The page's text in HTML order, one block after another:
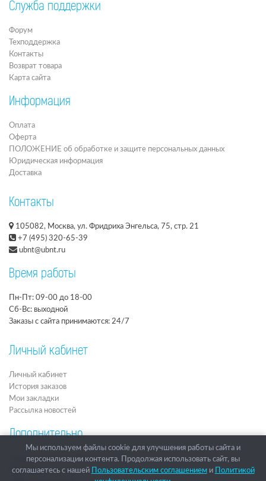
Служба поддержки
Форум
Техподдержка
Контакты
Возврат товара
Карта сайта
Информация
Оплата
Оферта
ПОЛОЖЕНИЕ об обработке и защите персональных данных
Юридическая информация
Доставка
Контакты
105082, Москва, ул. Фридриха Энгельса, 75, стр. 21
+7 (495) 320-65-39
ubnt@ubnt.ru
Время работы
Пн-Пт: 09-00 до 18-00
Сб-Вс: выходной
Заказы с сайта принимаются: 24/7
Личный кабинет
Личный кабинет
История заказов
Мои закладки
Рассылка новостей
Дополнительно
Подарочные сертификаты
Партнёры
Мы используем файлы cookie для улучшения работы сайта и
персонализации контента. Продолжая использовать сайт, вы
соглашаетесь с нашей
Пользовательским соглашениеми
Политикой